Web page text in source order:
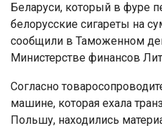
Беларуси, который в фуре
белорусские сигареты на
сообщили в Таможенном
Министерстве финансов
Согласно
машине, которая ехала
Польшу, находились